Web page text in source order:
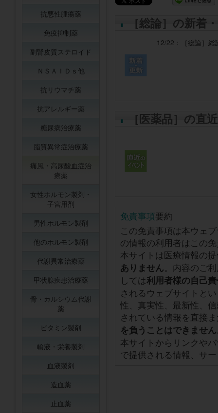
［総論］の新着
12/22： ［総論］ 総
［医薬品］の直
免責事項要約
この免責事項は本ウェ
の情報の利用者はこの
本サイトは医療情報の
ありません。内容のご
しては利用者様の自己
されるウェブサイトと
性、真実性、最新性、
されている情報を直接
を負うことはできません
本サイトからリンクや
で提供される情報、サ
抗悪性腫瘍薬
免疫抑制薬
副腎皮質ステロイド
ＮＳＡＩＤｓ他
抗リウマチ薬
抗アレルギー薬
糖尿病治療薬
脂質異常症治療薬
痛風・高尿酸血症治
療薬
女性ホルモン製剤・
子宮用剤
男性ホルモン製剤
他のホルモン製剤
代謝異常治療薬
甲状腺疾患治療薬
骨・カルシウム代謝
薬
ビタミン製剤
輸液・栄養製剤
血液製剤
造血薬
止血薬